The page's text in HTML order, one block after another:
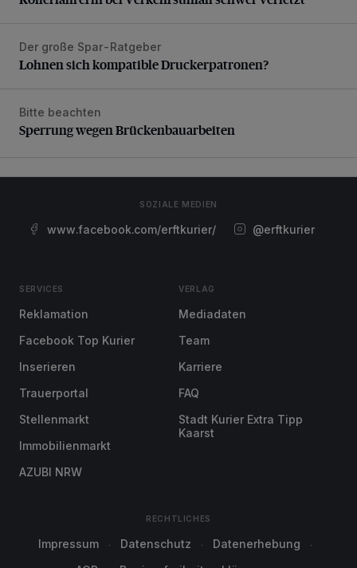
Lohnen sich kompatible Druckerpatronen?
Der große Spar-Ratgeber
Lohnen sich kompatible Druckerpatronen?
Sperrung wegen Brückenbauarbeiten
Bitte beachten
Sperrung wegen Brückenbauarbeiten
SOZIALE MEDIEN
www.facebook.com/erftkurier/ @erftkurier
SERVICES
Reklamation
Facebook Top Kurier
Inserieren
Trauerportal
Stellenmarkt
Immobilienmarkt
AZUBI NRW
VERLAG
Mediadaten
Team
Karriere
FAQ
Stadt Kurier Extra Tipp
Kaarst
RECHTLICHES
Impressum Datenschutz
Datenerhebung